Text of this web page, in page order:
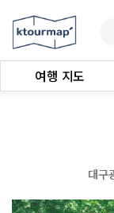
여행 지도
대구